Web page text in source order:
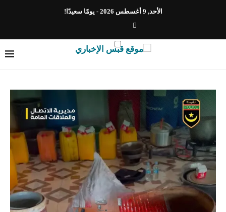
الأحد, 9 أغسطس 2026 - يومًا سعيدًا!